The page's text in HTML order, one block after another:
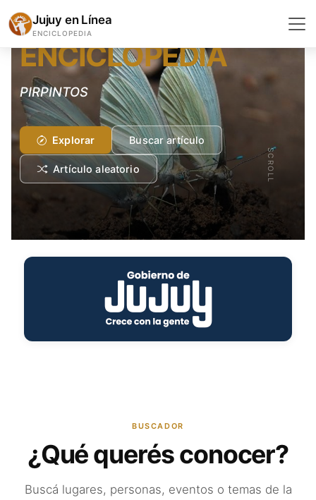
Jujuy en Línea
ENCICLOPEDIA
ENCICLOPEDIA
ANCHI
Explorar Buscar artículo
Artículo aleatorio SCROLL
BUSCADOR
¿Qué querés conocer?
Buscá lugares, personas, eventos o temas de la